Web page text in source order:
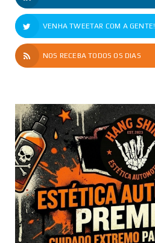
VENHA TWEETAR COM A GENTE!
NOS RECEBA TODOS OS DIAS